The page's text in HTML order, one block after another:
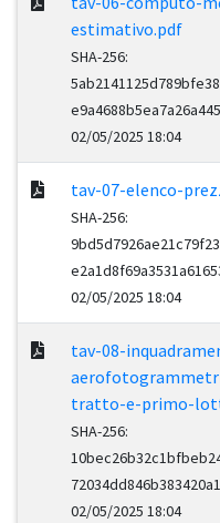
estimativo.pdf
SHA-256:
02/05/2025 18:04
tav-07-elenco-
SHA-256:
02/05/2025 18:04
tav-08-
tratto-e-primo-
SHA-256:
02/05/2025 18:04